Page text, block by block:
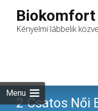
Biokomfort
Kényelmi lábbelik
Menu
2 Csatos Női